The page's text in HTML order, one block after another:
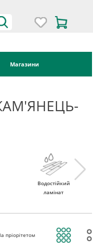
Магазини
КАМ'ЯНЕЦЬ-
Водостійкий
ламінат
пріорітетом